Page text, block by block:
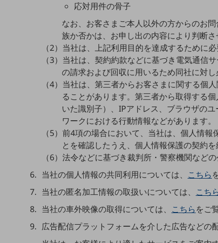
ドコモBiz データ無制限 ドコモ MAX ドコモ mini ドコモBiz かけ放題
5Gデータプラス
IoT向け回線料金
運用保守・故障紛失サポート
回線・ネットワーク
応対用件の骨子
なお、お客さまご本人以外の方からのお
族か否かは、お申し出の内容により判断
（2）当社は、上記利用目的を達成するために
（3）当社は、契約約款などに基づき電気通信
の請求および回収に用いるため同社に対
（4）当社は、第三者からお客さまに関する個
ることがあります。第三者から取得する
いた識別子）、IPアドレス、ブラウザの
ワークにおける行動情報などがあります。
（5）前4項の場合において、当社は、個人情
とを確認したうえ、個人情報保護の契約
（6）法令などに基づき裁判所・警察機関など
当社の個人情報の共同利用については、 こちら
当社の匿名加工情報の取扱いについては、 こち
当社の車外映像の取得については、 こちらをご
広告配信プラットフォームを介した広告などの